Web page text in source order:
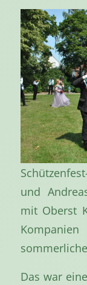
und
mit Oberst
Das war